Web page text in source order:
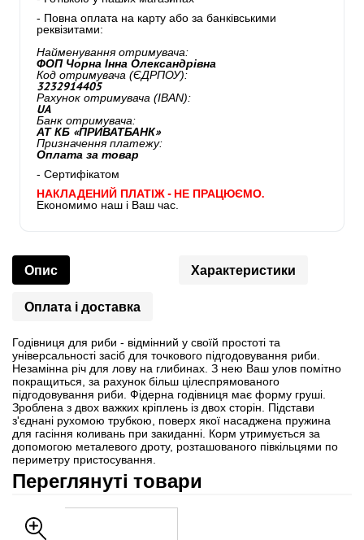
- Повна оплата на карту або за банківськими
реквізитами:
Найменування отримувача:
ФОП Чорна Інна Олександрівна
Код отримувача (ЄДРПОУ):
3232914405
Рахунок отримувача (IBAN):
UA
Банк отримувача:
АТ КБ «ПРИВАТБАНК»
Призначення платежу:
Оплата за товар
- Сертифікатом
НАКЛАДЕНИЙ ПЛАТІЖ - НЕ ПРАЦЮЄМО.
Економимо наш і Ваш час.
Опис Характеристики
Оплата і доставка
Годівниця для риби - відмінний у своїй простоті та
універсальності засіб для точкового підгодовування риби.
Незамінна річ для лову на глибинах. З нею Ваш улов помітно
покращиться, за рахунок більш цілеспрямованого
підгодовування риби. Фідерна годівниця має форму груші.
Зроблена з двох важких кріплень із двох сторін. Підстави
з'єднані рухомою трубкою, поверх якої насаджена пружина
для гасіння коливань при закиданні. Корм утримується за
допомогою металевого дроту, розташованого півкільцями по
периметру пристосування.
Переглянуті товари